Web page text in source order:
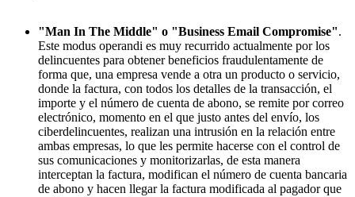
"Man In The Middle" o "Business Email Compromise".
Este modus operandi es muy recurrido actualmente por los
delincuentes para obtener beneficios fraudulentamente de
forma que, una empresa vende a otra un producto o servicio,
donde la factura, con todos los detalles de la transacción, el
importe y el número de cuenta de abono, se remite por correo
electrónico, momento en el que justo antes del envío, los
ciberdelincuentes, realizan una intrusión en la relación entre
ambas empresas, lo que les permite hacerse con el control de
sus comunicaciones y monitorizarlas, de esta manera
interceptan la factura, modifican el número de cuenta bancaria
de abono y hacen llegar la factura modificada al pagador que